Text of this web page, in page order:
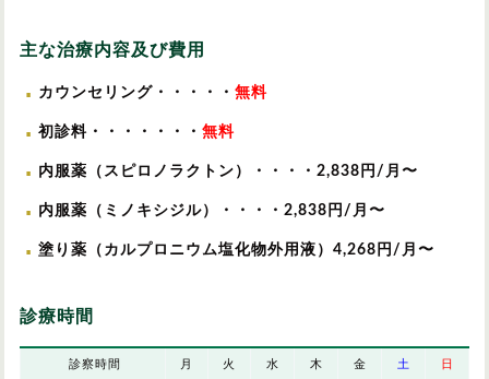
主な治療内容及び費用
カウンセリング・・・・・ 無料
初診料・・・・・・・ 無料
内服薬（スピロノラクトン）・・・・ 2,838 円/月〜
内服薬（ミノキシジル）・・・・ 2,838 円/月〜
塗り薬（カルプロニウム塩化物外用液） 4,268 円/月〜
診療時間
診察時間 月 火 水 木 金 土 日